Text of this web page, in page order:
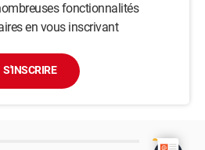
fonctionnalités
en vous inscrivant
S'INSCRIRE